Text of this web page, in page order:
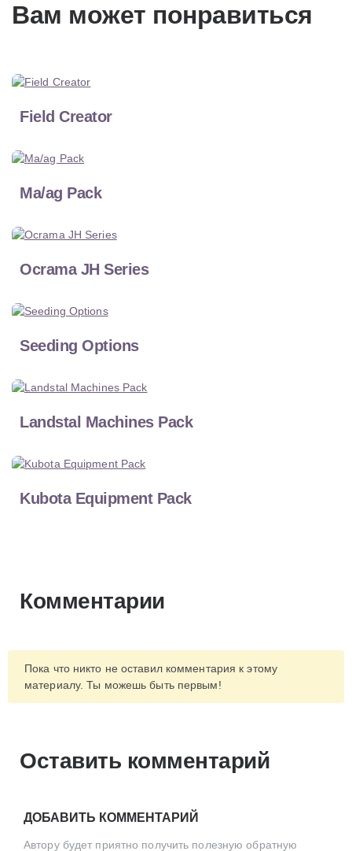
Вам может понравиться
Field Creator
Ma/ag Pack
Ocrama JH Series
Seeding Options
Landstal Machines Pack
Kubota Equipment Pack
Комментарии
Пока что никто не оставил комментария к этому
материалу. Ты можешь быть первым!
Оставить комментарий
ДОБАВИТЬ КОММЕНТАРИЙ
Автору будет приятно получить полезную обратную